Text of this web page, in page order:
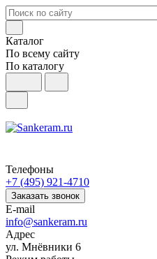
Каталог
По всему сайту
По каталогу
Телефоны
+7 (495) 921-4710
Заказать звонок
E-mail
info@sankeram.ru
Адрес
ул. Мнёвники 6